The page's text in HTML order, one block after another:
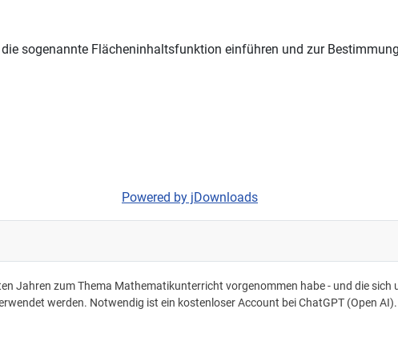
sogenannte Flächeninhaltsfunktion einführen und zur
Powered by jDownloads
werden. Notwendig ist ein kostenloser Account bei ChatGPT (Open AI).